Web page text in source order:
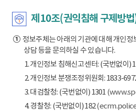
제10조(권익침해 구제방
①정보주체는 아래의 기관에 대해 개인정
상담 등을 문의하실 수 있습니다.
1. 개인정보 침해신고센터: (국번없이)
2. 개인정보 분쟁조정위원회: 1833-
3. 대검찰청: (국번없이) 1301
4. 경찰청: (국번없이) 182